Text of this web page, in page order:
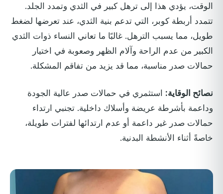
الوقت، يؤدي هذا إلى ترهل كبير في الثدي وتمدد الجلد.
تتمدد أربطة كوبر، التي تدعم بنية الثدي، عند تعرضها لضغط
طويل، مما يسبب الترهل. غالبًا ما تعاني النساء ذوات الثدي
الكبير من عدم الراحة وآلام الظهر وصعوبة في اختيار
حمالات صدر مناسبة، مما قد يزيد من تفاقم المشكلة.
نصائح الوقاية: استثمري في حمالات صدر عالية الجودة
وداعمة بأشرطة عريضة وأسلاك داخلية. تجنبي ارتداء
حمالات صدر غير داعمة أو عدم ارتدائها لفترات طويلة،
خاصةً أثناء الأنشطة البدنية.